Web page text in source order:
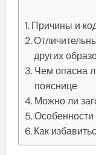
Причины и
других
Чем опасна
пояснице
Можно ли
Особенности
Как